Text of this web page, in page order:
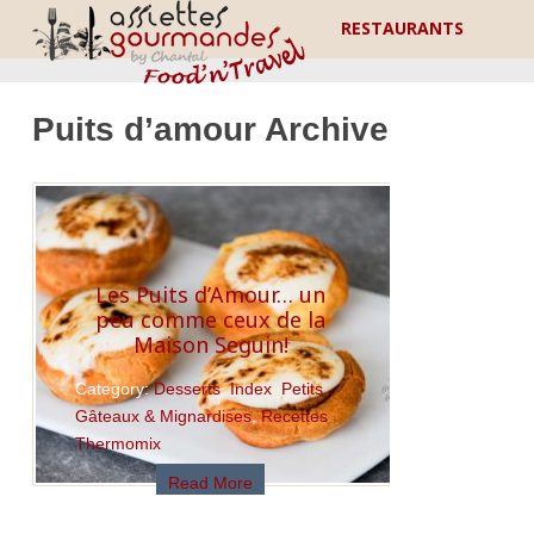
RESTAURANTS
Puits d’amour Archive
Les Puits d’Amour… un
peu comme ceux de la
Maison Seguin!
Category:Desserts,Index, Petits
Gâteaux & Mignardises,Recettes
Thermomix
Read More